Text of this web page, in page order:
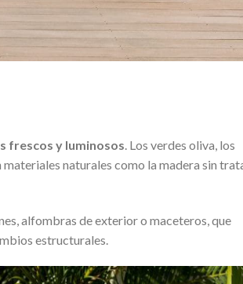
frescos y luminosos. Los verdes oliva, los
naturales como la madera sin
alfombras de exterior o maceteros, que
estructurales.